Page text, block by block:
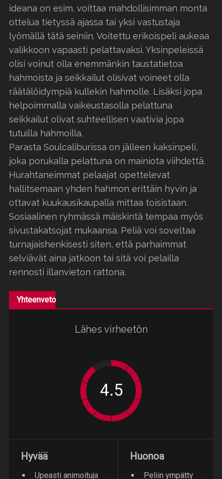
ideana on esim. voittaa mahdollisimman monta
ottelua tietyssä ajassa tai yksi vastustaja
lyömällä tätä seiniin. Voitettu erikoispeli aukeaa
valikkoon vapaasti pelattavaksi. Yksinpeleissä
olisi voinut olla enemmänkin taustatietoa
hahmoista ja seikkailut olisivat voineet olla
räätälöidympiä kullekin hahmolle. Lisäksi jopa
helpoimmalla vaikeustasolla pelattuna
seikkailut olivat suhteellisen vaativia jopa
tutuilla hahmoilla.
Parasta Soulcaliburissa on jälleen kaksinpeli,
joka porukalla pelattuna on mainiota viihdettä.
Hurahtaneimmat pelaajat opettelevat
hallitsemaan yhden hahmon erittäin hyvin ja
ottavat kuukausikaupalla mittaa toisistaan.
Sosiaalinen ryhmässä mäiskintä tempaa myös
sivustakatsojat mukaansa. Peliä voi soveltaa
turnajaishenkisesti siten, että parhaimmat
selviävät aina jatkoon tai sitä voi pelailla
rennosti illanvieton rattona.
Yhteenveto
Lähes virheetön
Hyvää
Upeasti animoituja
Huonoa
Peliin ympätty